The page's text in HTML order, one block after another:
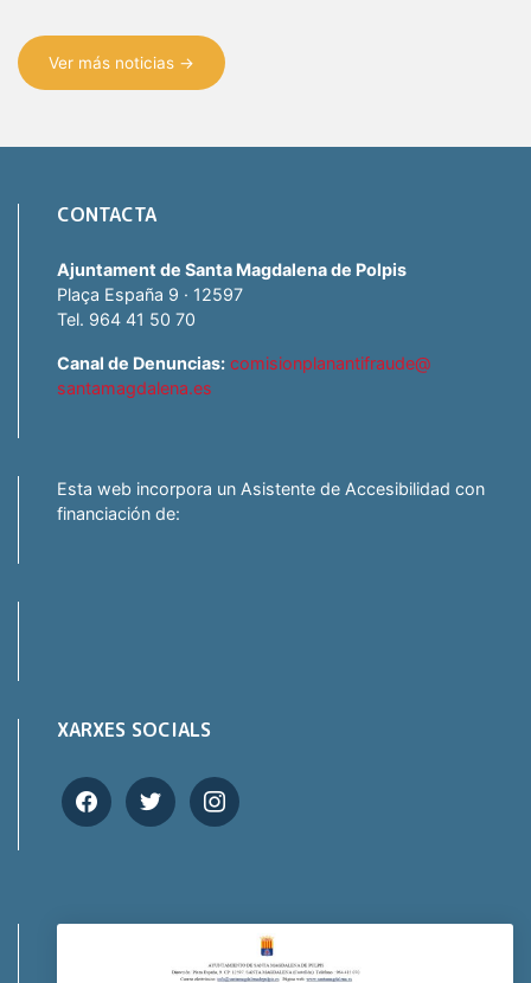
Ver más noticias →
CONTACTA
Ajuntament de Santa Magdalena de Polpis
Plaça España 9 · 12597
Tel. 964 41 50 70
Canal de Denuncias: comisionplanantifraude@
santamagdalena.es
Esta web incorpora un Asistente de Accesibilidad con
financiación de:
XARXES SOCIALS
facebooktwitter instagram